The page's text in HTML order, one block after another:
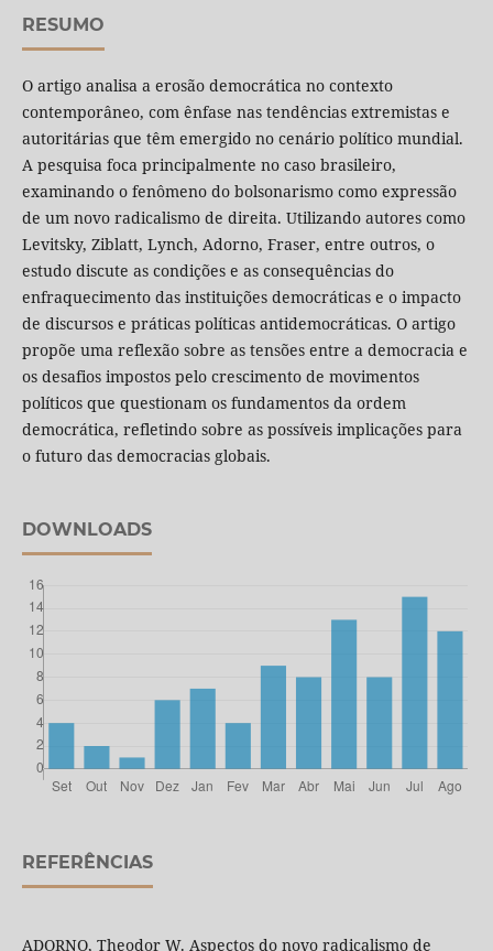
RESUMO
O artigo analisa a erosão democrática no contexto
contemporâneo, com ênfase nas tendências extremistas e
autoritárias que têm emergido no cenário político mundial.
A pesquisa foca principalmente no caso brasileiro,
examinando o fenômeno do bolsonarismo como expressão
de um novo radicalismo de direita. Utilizando autores como
Levitsky, Ziblatt, Lynch, Adorno, Fraser, entre outros, o
estudo discute as condições e as consequências do
enfraquecimento das instituições democráticas e o impacto
de discursos e práticas políticas antidemocráticas. O artigo
propõe uma reflexão sobre as tensões entre a democracia e
os desafios impostos pelo crescimento de movimentos
políticos que questionam os fundamentos da ordem
democrática, refletindo sobre as possíveis implicações para
o futuro das democracias globais.
DOWNLOADS
REFERÊNCIAS
ADORNO, Theodor W. Aspectos do novo radicalismo de